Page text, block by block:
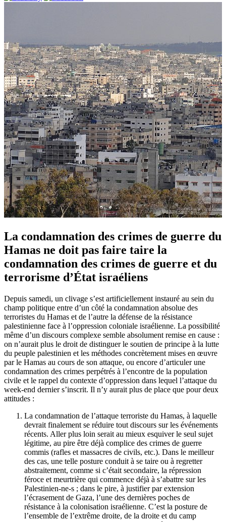
La condamnation des crimes de guerre du
Hamas ne doit pas faire taire la
condamnation des crimes de guerre et du
terrorisme d’État israéliens
Depuis samedi, un clivage s’est artificiellement instauré au sein du
champ politique entre d’un côté la condamnation absolue des
terroristes du Hamas et de l’autre la défense de la résistance
palestinienne face à l’oppression coloniale israélienne. La possibilité
même d’un discours complexe semble absolument remise en cause :
on n’aurait plus le droit de distinguer le soutien de principe à la lutte
du peuple palestinien et les méthodes concrètement mises en œuvre
par le Hamas au cours de son attaque, ou encore d’articuler une
condamnation des crimes perpétrés à l’encontre de la population
civile et le rappel du contexte d’oppression dans lequel l’attaque du
week-end dernier s’inscrit. Il n’y aurait plus de place que pour deux
attitudes :
La condamnation de l’attaque terroriste du Hamas, à laquelle
devrait finalement se réduire tout discours sur les événements
récents. Aller plus loin serait au mieux esquiver le seul sujet
légitime, au pire être déjà complice des crimes de guerre
commis (rafles et massacres de civils, etc.). Dans le meilleur
des cas, une telle posture conduit à se taire ou à regretter
abstraitement, comme si c’était secondaire, la répression
féroce et meurtrière qui commence déjà à s’abattre sur les
Palestinien-ne-s ; dans le pire, à justifier par extension
l’écrasement de Gaza, l’une des dernières poches de
résistance à la colonisation israélienne. C’est la posture de
l’ensemble de l’extrême droite, de la droite et du camp